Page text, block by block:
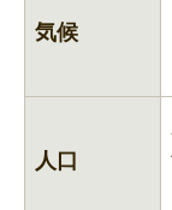
気候
人口